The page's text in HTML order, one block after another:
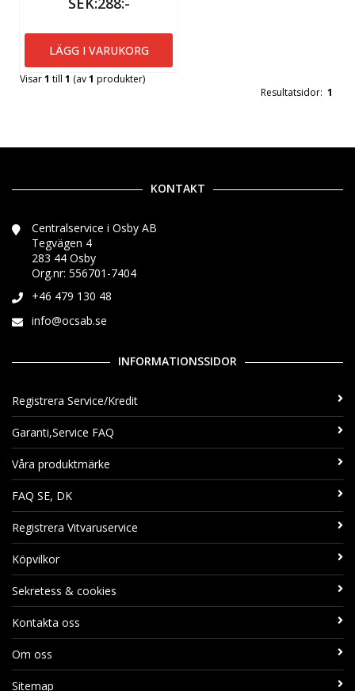
LÄGG I VARUKORG
Visar1 till 1 (av1 produkter)
Resultatsidor: 1
KONTAKT
Centralservice i Osby AB
Tegvägen 4
283 44 Osby
Org.nr: 556701-7404
+46 479 130 48
info@ocsab.se
INFORMATIONSSIDOR
Registrera Service/Kredit
Garanti,Service FAQ
Våra produktmärke
FAQ SE, DK
Registrera Vitvaruservice
Köpvilkor
Sekretess & cookies
Kontakta oss
Om oss
Sitemap